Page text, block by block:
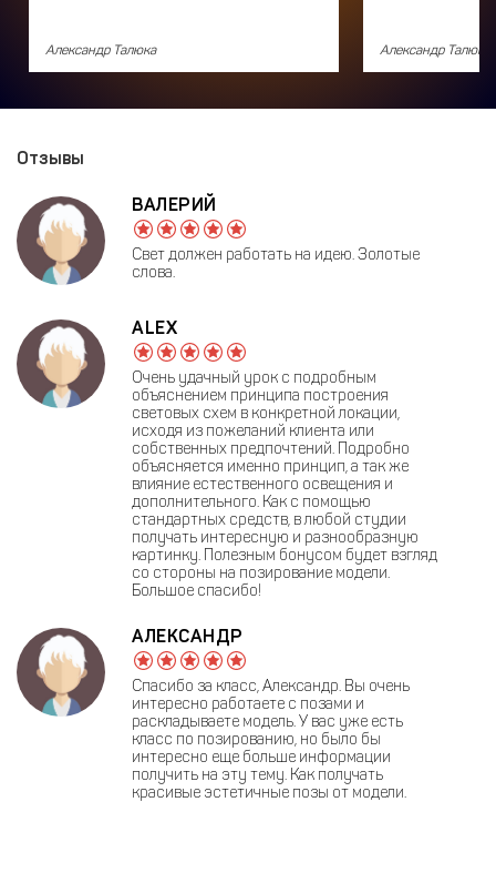
Александр Талюка Александр Талюка
Отзывы
ВАЛЕРИЙ
Свет должен работать на идею. Золотые
слова.
ALEX
Очень удачный урок с подробным
объяснением принципа построения
световых схем в конкретной локации,
исходя из пожеланий клиента или
собственных предпочтений. Подробно
объясняется именно принцип, а так же
влияние естественного освещения и
дополнительного. Как с помощью
стандартных средств, в любой студии
получать интересную и разнообразную
картинку. Полезным бонусом будет взгляд
со стороны на позирование модели.
Большое спасибо!
АЛЕКСАНДР
Спасибо за класс, Александр. Вы очень
интересно работаете с позами и
раскладываете модель. У вас уже есть
класс по позированию, но было бы
интересно еще больше информации
получить на эту тему. Как получать
красивые эстетичные позы от модели.